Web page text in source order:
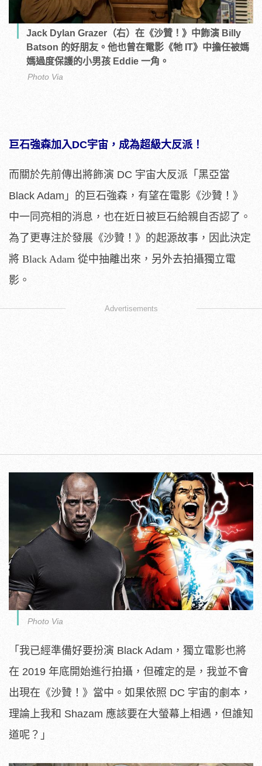
Jack Dylan Grazer（右）在《沙贊！》中飾演 Billy
Batson 的好朋友。他也曾在電影《牠 IT》中擔任被媽
媽過度保護的小男孩 Eddie 一角。
Photo Via
巨石強森加入DC宇宙，成為超級大反派！
而關於先前傳出將飾演 DC 宇宙大反派「黑亞當
Black Adam 」的巨石強森 ，有望在電影《沙贊！》
中一同亮相的消息，也在近日被巨石給親自否認了。
為了更專注於發展《沙贊！》的起源故事，因此決定
將 Black Adam 從中抽離出來，另外去拍攝獨立電
影。
Advertisements
Photo Via
「我已經準備好要扮演 Black Adam ，獨立電影也將
在 2019 年底開始進行拍攝，但確定的是，我並不會
出現在《沙贊！》當中。如果依照 DC 宇宙的劇本，
理論上我和 Shazam 應該要在大螢幕上相遇，但誰知
道呢？」